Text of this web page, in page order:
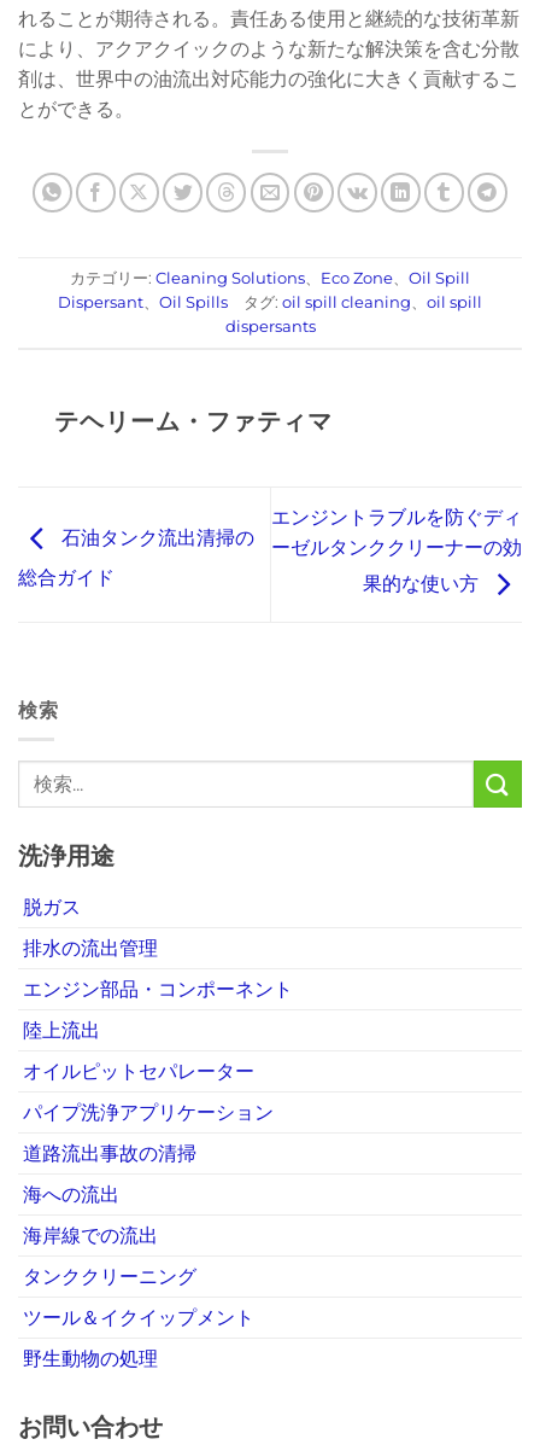
れることが期待される。責任ある使用と継続的な技術革新
により、アクアクイックのような新たな解決策を含む分散
剤は、世界中の油流出対応能力の強化に大きく貢献するこ
とができる。
カテゴリー: Cleaning Solutions Eco Zone
Oil Spill
Dispersant
Oil Spills タグ: oil spill cleaning
oil spill
dispersants
テヘリーム・ファティマ
石油タンク流出清掃の
総合ガイド
エンジントラブルを防ぐディ
ーゼルタンククリーナーの効
果的な使い方
検索
洗浄用途
脱ガス
排水の流出管理
エンジン部品・コンポーネント
陸上流出
オイルピットセパレーター
パイプ洗浄アプリケーション
道路流出事故の清掃
海への流出
海岸線での流出
タンククリーニング
ツール＆イクイップメント
野生動物の処理
お問い合わせ